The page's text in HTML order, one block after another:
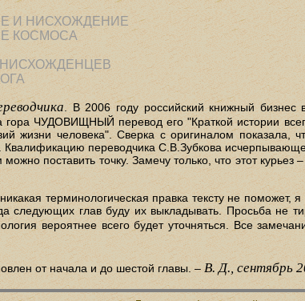
И НИСХОЖДЕНИЕ
КОСМОСА
. В 2006 году российский книжный
ЧУДОВИЩНЫЙ перевод его "Краткой истории
жизни человека". Сверка с оригиналом показала,
Квалификацию переводчика С.В.Зубкова
поставить точку. Замечу только, что этот
терминологическая правка тексту не
следующих глав буду их выкладывать. Просьба не
вероятнее всего будет уточняться. Все
от начала и до шестой главы. – В. Д., сентябрь